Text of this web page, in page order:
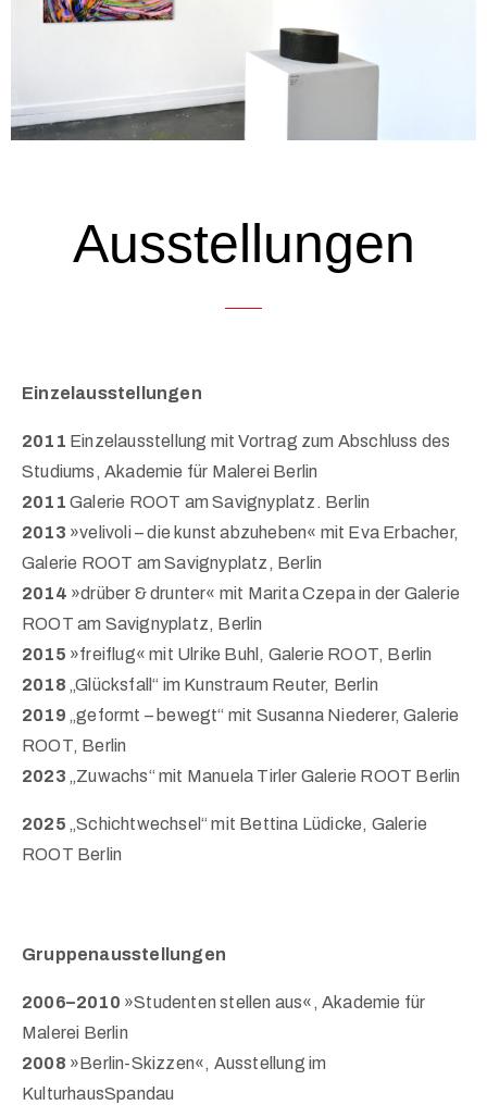
Ausstellungen
Einzelausstellungen
2011 Einzelausstellung mit Vortrag zum Abschluss des
Studiums, Akademie für Malerei Berlin
2011 Galerie ROOT am Savignyplatz. Berlin
2013 »velivoli – die kunst abzuheben« mit Eva Erbacher,
Galerie ROOT am Savignyplatz, Berlin
2014 »drüber & drunter« mit Marita Czepa in der Galerie
ROOT am Savignyplatz, Berlin
2015 »freiflug« mit Ulrike Buhl, Galerie ROOT, Berlin
2018 „Glücksfall“ im Kunstraum Reuter, Berlin
2019 „geformt – bewegt“ mit Susanna Niederer, Galerie
ROOT, Berlin
2023 „Zuwachs“ mit Manuela Tirler Galerie ROOT Berlin
2025 „Schichtwechsel“ mit Bettina Lüdicke, Galerie
ROOT Berlin
Gruppenausstellungen
2006–2010 »Studenten stellen aus«, Akademie für
Malerei Berlin
2008 »Berlin-Skizzen«, Ausstellung im
KulturhausSpandau